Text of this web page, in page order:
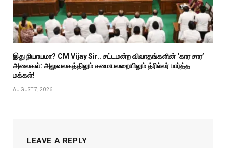
இது நியாயமா? CM Vijay Sir.. சட்டமன்ற விவாதங்களின் ‘கார சார’
அலைகள்: அலுவலகத்திலும் சமையலறையிலும் த்ரில்லர் பார்த்த
மக்கள்!
AUGUST 7, 2026
LEAVE A REPLY